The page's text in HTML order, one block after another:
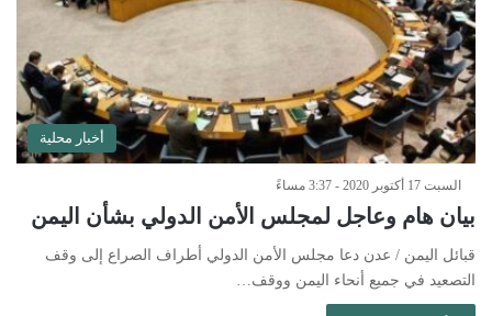
أخبار محلية
السبت 17 أكتوبر 2020 - 3:37 مساءً
بيان هام وعاجل لمجلس الأمن الدولي بشأن اليمن
قبائل اليمن / عدن دعا مجلس الأمن الدولي أطراف الصراع إلى وقف
التصعيد في جميع أنحاء اليمن ووقف…